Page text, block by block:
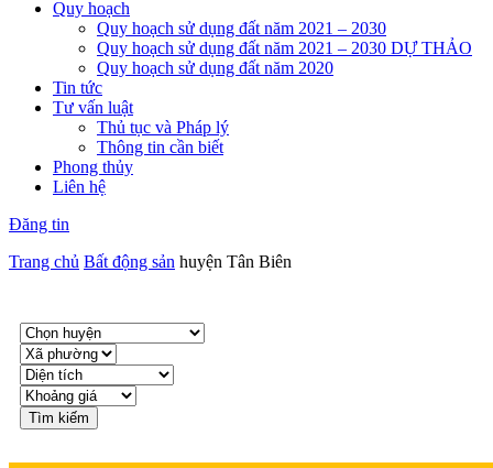
Quy hoạch
Quy hoạch sử dụng đất năm 2021 – 2030
Quy hoạch sử dụng đất năm 2021 – 2030 DỰ THẢO
Quy hoạch sử dụng đất năm 2020
Tin tức
Tư vấn luật
Thủ tục và Pháp lý
Thông tin cần biết
Phong thủy
Liên hệ
Đăng tin
Trang chủ Bất động sản huyện Tân Biên
Tìm kiếm